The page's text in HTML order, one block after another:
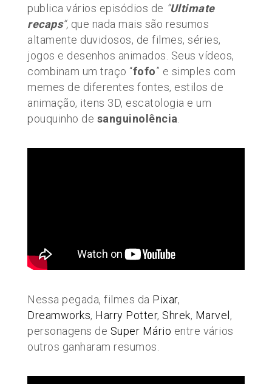
publica vários episódios de “Ultimate
recaps“, que nada mais são resumos
altamente duvidosos, de filmes, séries,
jogos e desenhos animados. Seus vídeos,
combinam um traço “fofo” e simples com
memes de diferentes fontes, estilos de
animação, itens 3D, escatologia e um
pouquinho de sanguinolência.
Nessa pegada, filmes da Pixar,
Dreamworks, Harry Potter, Shrek, Marvel,
personagens de Super Mário entre vários
outros ganharam resumos.